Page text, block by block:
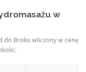
w
do Broku wliczony w cenę